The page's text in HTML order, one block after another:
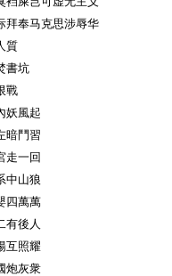
拜奉马克思涉辱华
質
書坑
戰
妖風起
暗鬥習
走一回
中山狼
四萬萬
有後人
互照耀
炮灰衆